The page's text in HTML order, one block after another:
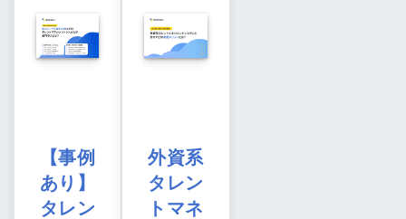
【事例
あり】
タレン
外資系
タレン
トマネ